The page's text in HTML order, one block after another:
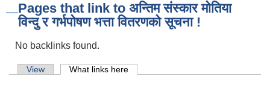
Pages that link to अन्तिम संस्कार मोतिया
विन्दु र गर्भपोषण भत्ता वितरणको सूचना !
No backlinks found.
Primary tabs
View What links here